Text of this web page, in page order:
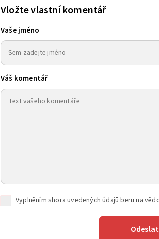
Vložte vlastní komentář
Vaše jméno
Váš komentář